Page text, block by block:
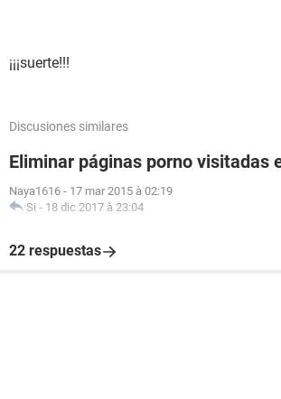
¡¡¡suerte!!!
Discusiones similares
Eliminar páginas porno visitadas
Naya1616 - 17 mar 2015 à 02:19
Si - 18 dic 2017 à 23:04
22 respuestas